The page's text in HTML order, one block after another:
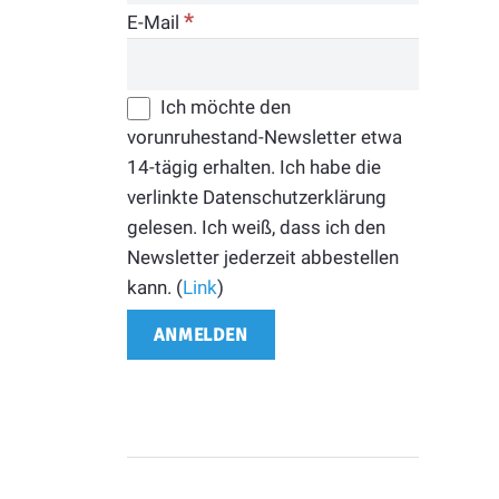
E-Mail*
Ich möchte den
vorunruhestand-Newsletter etwa
14-tägig erhalten. Ich habe die
verlinkte Datenschutzerklärung
gelesen. Ich weiß, dass ich den
Newsletter jederzeit abbestellen
kann. (Link)